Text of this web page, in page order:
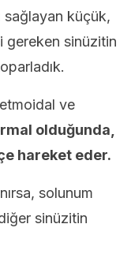
sağlayan küçük,
gereken sinüzitin
ve
olduğunda,
hareket eder.
solunum
sinüzitin